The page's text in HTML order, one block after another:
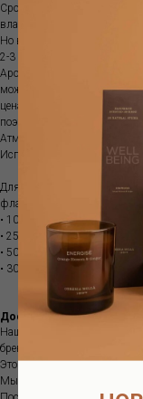
Срок ароматизации
влажности и места
Но в среднем объема100
2-3 месяца, а емкости 500
Аромат поставляется с
можете приобрести рефилл.
цена стеклянной емкости
поэтому покупка рефилла
Атмосферный аромат
Используйте вместе с
Для отличного
флаконов:
• 100мл для комнаты < 5
• 250мл для помещения
• 500мл для помещения
• 3000мл для комнаты от
Доставка
Наш интернет-магазин
брендов, в наличии и под
Это большой ассортимент
Мы находимся в Москве.